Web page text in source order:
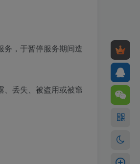
务，于暂停服务期间造
、丢失、被盗用或被窜